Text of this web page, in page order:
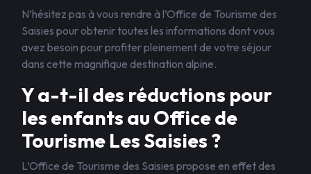
N’hésitez pas à vous rendre à l’Office de Tourisme des
Saisies pour obtenir toutes les informations dont vous
avez besoin pour profiter pleinement de votre séjour
dans cette magnifique destination alpine.
Y a-t-il des réductions pour
les enfants au Office de
Tourisme Les Saisies ?
L’Office de Tourisme des Saisies propose en effet des